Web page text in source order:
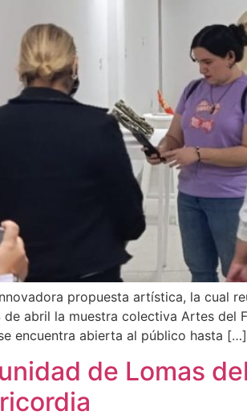
propuesta artística, la cual
de abril la muestra colectiva Artes del
encuentra abierta al público hasta […]
de Lomas